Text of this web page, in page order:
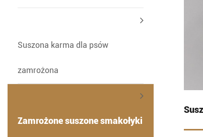
Suszona karma dla psów
zamrożona
Zamrożone suszone smakołyki